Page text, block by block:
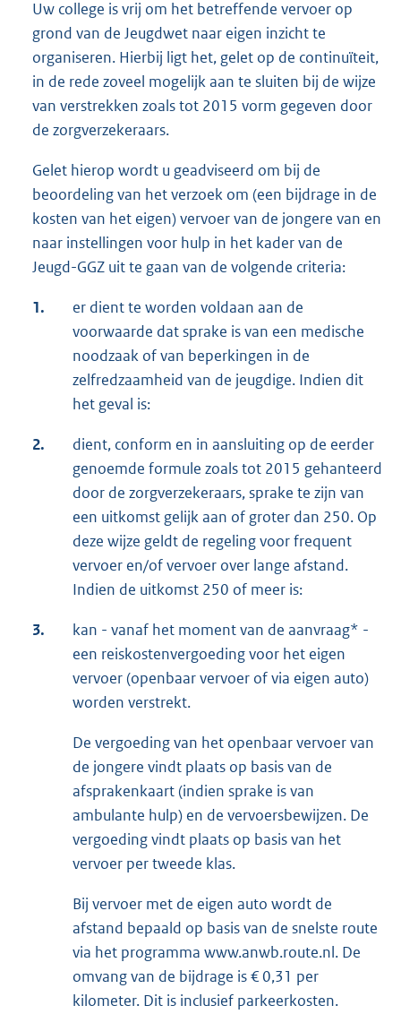
Uw college is vrij om het betreffende vervoer op
grond van de Jeugdwet naar eigen inzicht te
organiseren. Hierbij ligt het, gelet op de continuïteit,
in de rede zoveel mogelijk aan te sluiten bij de wijze
van verstrekken zoals tot 2015 vorm gegeven door
de zorgverzekeraars.
Gelet hierop wordt u geadviseerd om bij de
beoordeling van het verzoek om (een bijdrage in de
kosten van het eigen) vervoer van de jongere van en
naar instellingen voor hulp in het kader van de
Jeugd-GGZ uit te gaan van de volgende criteria:
1.
er dient te worden voldaan aan de
voorwaarde dat sprake is van een medische
noodzaak of van beperkingen in de
zelfredzaamheid van de jeugdige. Indien dit
het geval is:
2.
dient, conform en in aansluiting op de eerder
genoemde formule zoals tot 2015 gehanteerd
door de zorgverzekeraars, sprake te zijn van
een uitkomst gelijk aan of groter dan 250. Op
deze wijze geldt de regeling voor frequent
vervoer en/of vervoer over lange afstand.
Indien de uitkomst 250 of meer is:
3.
kan - vanaf het moment van de aanvraag* -
een reiskostenvergoeding voor het eigen
vervoer (openbaar vervoer of via eigen auto)
worden verstrekt.
De vergoeding van het openbaar vervoer van
de jongere vindt plaats op basis van de
afsprakenkaart (indien sprake is van
ambulante hulp) en de vervoersbewijzen. De
vergoeding vindt plaats op basis van het
vervoer per tweede klas.
Bij vervoer met de eigen auto wordt de
afstand bepaald op basis van de snelste route
via het programma www.anwb.route.nl. De
omvang van de bijdrage is € 0,31 per
kilometer. Dit is inclusief parkeerkosten.